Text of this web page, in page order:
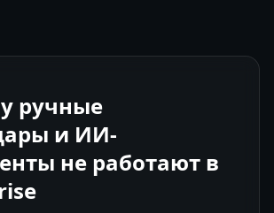
ручные
и ИИ-
не работают в